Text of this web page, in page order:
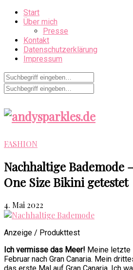
Start
Über mich
Presse
Kontakt
Datenschutzerklärung
Impressum
FASHION
Nachhaltige Bademode
One Size Bikini getestet
4. Mai 2022
Anzeige / Produkttest
Ich vermisse das Meer! Meine letzte
Februar nach Gran Canaria. Mein
das erste Mal auf Gran Canaria. Ich